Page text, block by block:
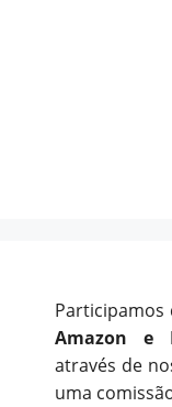
Participamos
Amazon e
através de
uma